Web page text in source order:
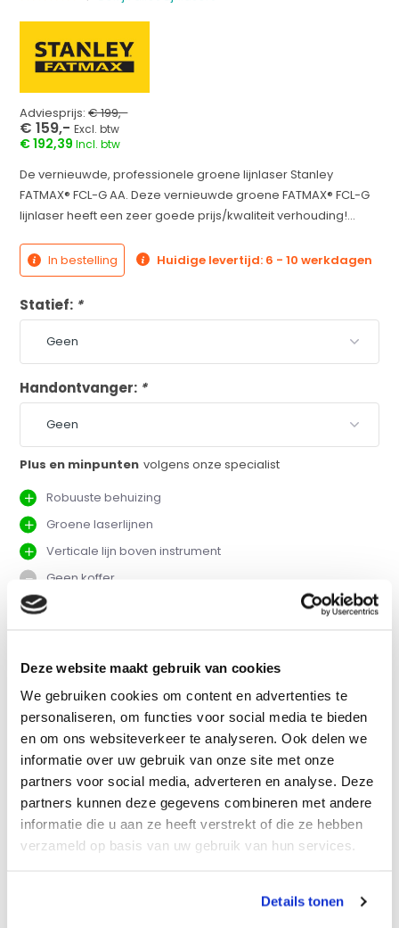
Deze website maakt gebruik van cookies
We gebruiken cookies om content en advertenties te
personaliseren, om functies voor social media te bieden
en om ons websiteverkeer te analyseren. Ook delen we
informatie over uw gebruik van onze site met onze
partners voor social media, adverteren en analyse. Deze
partners kunnen deze gegevens combineren met andere
informatie die u aan ze heeft verstrekt of die ze hebben
verzameld op basis van uw gebruik van hun services.
Details tonen
Adviesprijs:€ 199,-
€ 159,-Excl. btw
€ 192,39Incl. btw
De vernieuwde, professionele groene lijnlaser Stanley
FATMAX® FCL-G AA. Deze vernieuwde groene FATMAX® FCL-G
lijnlaser heeft een zeer goede prijs/kwaliteit verhouding!...
In bestelling Huidige levertijd: 6 - 10 werkdagen
Statief: *
Handontvanger: *
Plus en minpunten volgens onze specialist
Robuuste behuizing
Groene laserlijnen
Verticale lijn boven instrument
Geen koffer
Productomschrijving
Eigenschappen
Specificaties